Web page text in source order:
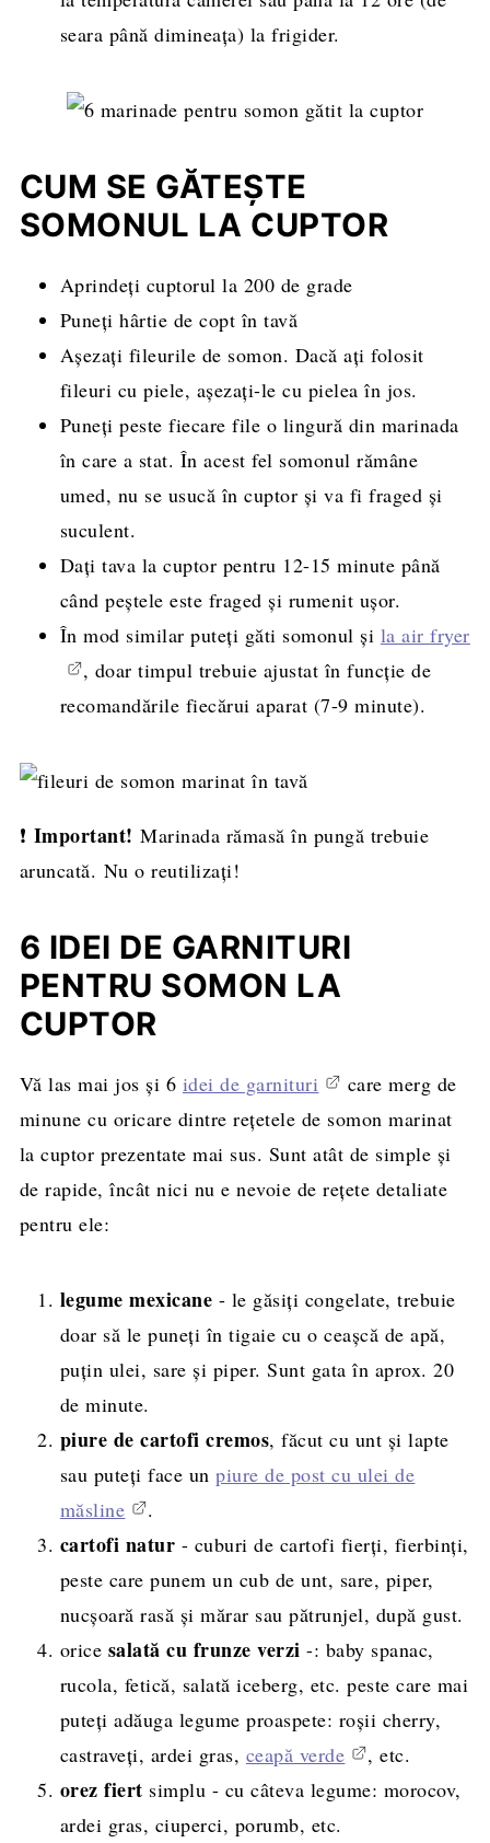
seara până dimineața) la frigider.
CUM SE GĂTEȘTE
SOMONUL LA CUPTOR
Aprindeți cuptorul la 200 de grade
Puneți hârtie de copt în tavă
Așezați fileurile de somon. Dacă ați folosit
fileuri cu piele, așezați-le cu pielea în jos.
Puneți peste fiecare file o lingură din marinada
în care a stat. În acest fel somonul rămâne
umed, nu se usucă în cuptor și va fi fraged și
suculent.
Dați tava la cuptor pentru 12-15 minute până
când peștele este fraged și rumenit ușor.
În mod similar puteți găti somonul și la air fryer
, doar timpul trebuie ajustat în funcție de
recomandările fiecărui aparat (7-9 minute).
❗ Important!Marinada rămasă în pungă trebuie
aruncată. Nu o reutilizați!
6 IDEI DE GARNITURI
PENTRU SOMON LA
CUPTOR
Vă las mai jos și 6 idei de garnituri
care merg de
minune cu oricare dintre rețetele de somon marinat
la cuptor prezentate mai sus. Sunt atât de simple și
de rapide, încât nici nu e nevoie de rețete detaliate
pentru ele:
legume mexicane - le găsiți congelate, trebuie
doar să le puneți în tigaie cu o ceașcă de apă,
puțin ulei, sare și piper. Sunt gata în aprox. 20
de minute.
piure de cartofi cremos, făcut cu unt și lapte
sau puteți face unpiure de post cu ulei de
măsline
.
cartofi natur - cuburi de cartofi fierți, fierbinți,
peste care punem un cub de unt, sare, piper,
nucșoară rasă și mărar sau pătrunjel, după gust.
orice salată cu frunze verzi -: baby spanac,
rucola, fetică, salată iceberg, etc. peste care mai
puteți adăuga legume proaspete: roșii cherry,
castraveți, ardei gras, ceapă verde , etc.
orez fiert simplu - cu câteva legume: morocov,
ardei gras, ciuperci, porumb, etc.